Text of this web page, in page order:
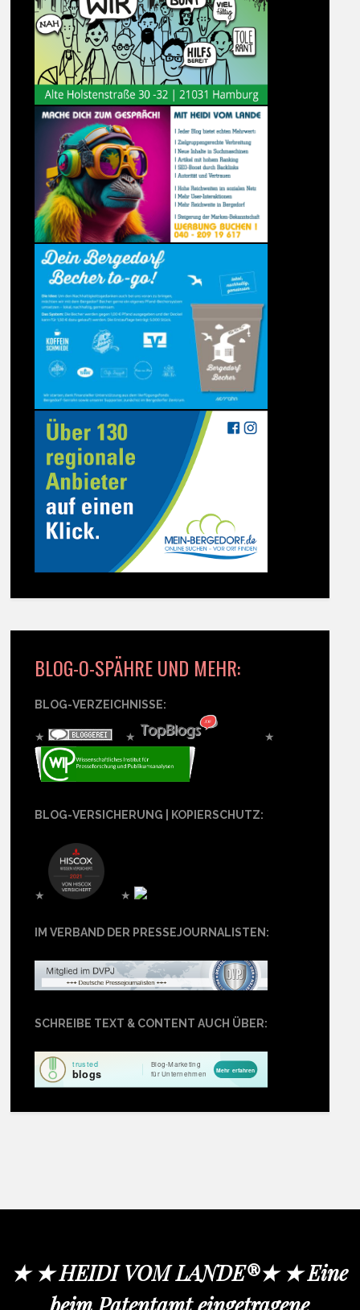
BLOG-O-SPÄHRE UND MEHR:
BLOG-VERZEICHNISSE:
★ ★ ★
BLOG-VERSICHERUNG | KOPIERSCHUTZ:
★ ★
IM VERBAND DER PRESSEJOURNALISTEN:
SCHREIBE TEXT & CONTENT AUCH ÜBER:
★ ★ HEIDI VOM LANDE®★ ★ Eine